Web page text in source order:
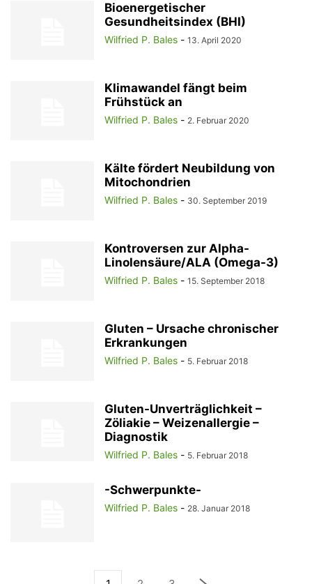
Bioenergetischer
Gesundheitsindex (BHI)
Wilfried P. Bales - 13. April 2020
Klimawandel fängt beim
Frühstück an
Wilfried P. Bales - 2. Februar 2020
Kälte fördert Neubildung von
Mitochondrien
Wilfried P. Bales - 30. September 2019
Kontroversen zur Alpha-
Linolensäure/ALA (Omega-3)
Wilfried P. Bales - 15. September 2018
Gluten – Ursache chronischer
Erkrankungen
Wilfried P. Bales - 5. Februar 2018
Gluten-Unverträglichkeit –
Zöliakie – Weizenallergie –
Diagnostik
Wilfried P. Bales - 5. Februar 2018
-Schwerpunkte-
Wilfried P. Bales - 28. Januar 2018